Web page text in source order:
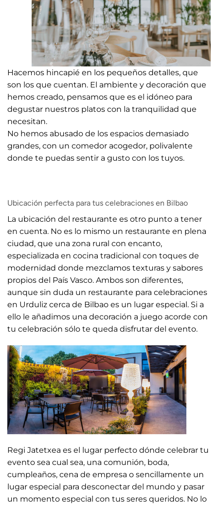
Hacemos hincapié en los pequeños detalles, que
son los que cuentan. El ambiente y decoración que
hemos creado, pensamos que es el idóneo para
degustar nuestros platos con la tranquilidad que
necesitan.
No hemos abusado de los espacios demasiado
grandes, con un comedor acogedor, polivalente
donde te puedas sentir a gusto con los tuyos.
Ubicación perfecta para tus celebraciones en Bilbao
La ubicación del restaurante es otro punto a tener
en cuenta. No es lo mismo un restaurante en plena
ciudad, que una zona rural con encanto,
especializada en cocina tradicional con toques de
modernidad donde mezclamos texturas y sabores
propios del País Vasco. Ambos son diferentes,
aunque sin duda un restaurante para celebraciones
en Urduliz cerca de Bilbao es un lugar especial. Si a
ello le añadimos una decoración a juego acorde con
tu celebración sólo te queda disfrutar del evento.
Regi Jatetxea es el lugar perfecto dónde celebrar tu
evento sea cual sea, una comunión, boda,
cumpleaños, cena de empresa o sencillamente un
lugar especial para desconectar del mundo y pasar
un momento especial con tus seres queridos. No lo